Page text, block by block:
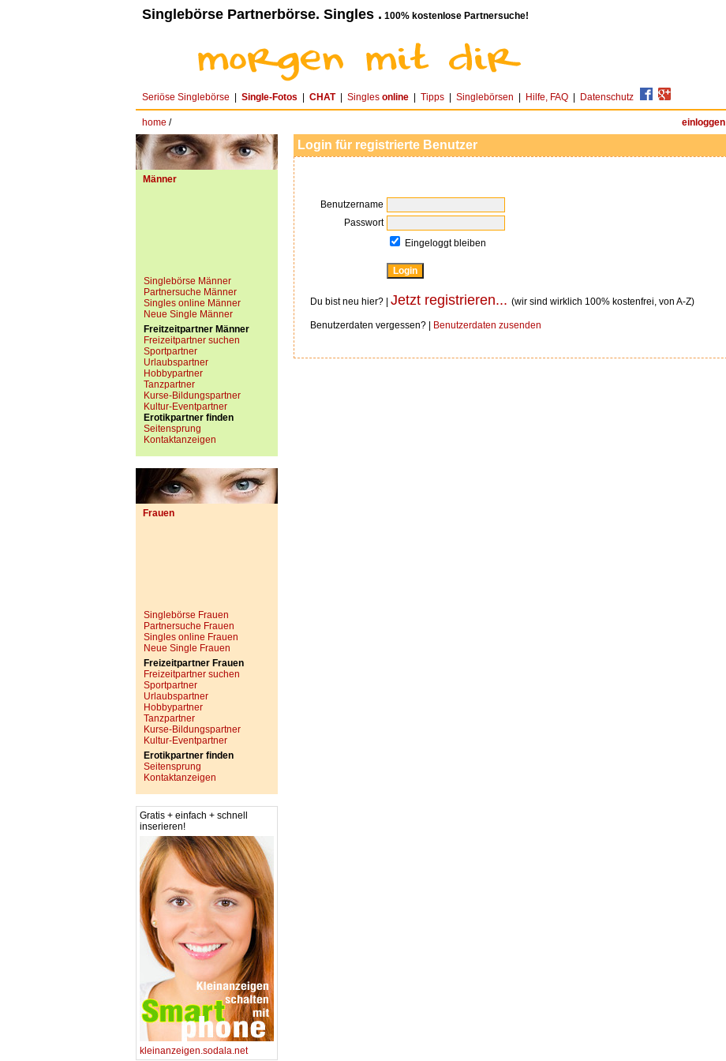
Singlebörse Partnerbörse. Singles . 100% kostenlose Partnersuche!
Seriöse Singlebörse Single-Fotos CHAT| Singles online Tipps Singlebörsen Hilfe, FAQ Datenschutz
home / einloggen
Männer
Singlebörse Männer
Partnersuche Männer
Singles online Männer
Neue Single Männer
Freitzeitpartner Männer
Freizeitpartner suchen
Sportpartner
Urlaubspartner
Hobbypartner
Tanzpartner
Kurse-Bildungspartner
Kultur-Eventpartner
Erotikpartner finden
Seitensprung
Kontaktanzeigen
Frauen
Singlebörse Frauen
Partnersuche Frauen
Singles online Frauen
Neue Single Frauen
Freizeitpartner Frauen
Freizeitpartner suchen
Sportpartner
Urlaubspartner
Hobbypartner
Tanzpartner
Kurse-Bildungspartner
Kultur-Eventpartner
Erotikpartner finden
Seitensprung
Kontaktanzeigen
Gratis + einfach + schnell
inserieren!
kleinanzeigen.sodala.net
Login für registrierte Benutzer
Benutzername
Passwort
Eingeloggt bleiben
Du bist neu hier? | Jetzt registrieren... (wir sind wirklich 100% kostenfrei, von A-Z)
Benutzerdaten vergessen? | Benutzerdaten zusenden